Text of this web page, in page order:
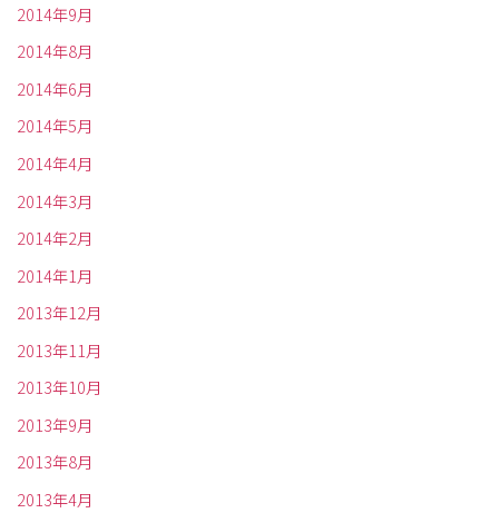
2014年9月
2014年8月
2014年6月
2014年5月
2014年4月
2014年3月
2014年2月
2014年1月
2013年12月
2013年11月
2013年10月
2013年9月
2013年8月
2013年4月